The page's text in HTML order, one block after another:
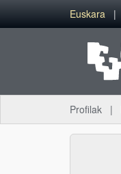
Eduki nagusira joan
Euskara
Profilak